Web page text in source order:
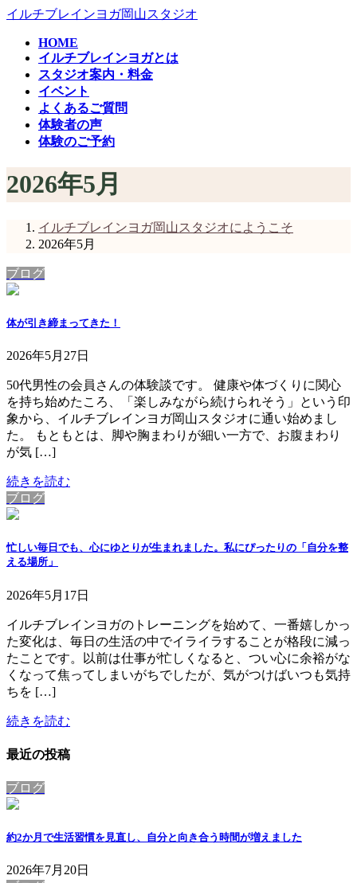
コ
ナ
イルチブレインヨガ岡山スタジオ
HOME
イルチブレインヨガとは
スタジオ案内・料金
イベント
よくあるご質問
体験者の声
体験のご予約
2026年5月
イルチブレインヨガ岡山スタジオにようこそ
2026年5月
ブログ
体が引き締まってきた！
2026年5月27日
50代男性の会員さんの体験談です。 健康や体づくりに関心
を持ち始めたころ、「楽しみながら続けられそう」という印
象から、イルチブレインヨガ岡山スタジオに通い始めまし
た。 もともとは、脚や胸まわりが細い一方で、お腹まわり
が気 […]
続きを読む
ブログ
忙しい毎日でも、心にゆとりが生まれました。私にぴったりの「自分を整
える場所」
2026年5月17日
イルチブレインヨガのトレーニングを始めて、一番嬉しかっ
た変化は、毎日の生活の中でイライラすることが格段に減っ
たことです。以前は仕事が忙しくなると、つい心に余裕がな
くなって焦ってしまいがちでしたが、気がつけばいつも気持
ちを […]
続きを読む
最近の投稿
ブログ
約2か月で生活習慣を見直し、自分と向き合う時間が増えました
2026年7月20日